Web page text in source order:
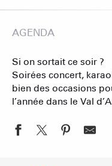
AGENDA
Si on sortait ce soir ?
Soirées concert,
bien des occasions
l’année dans le Val